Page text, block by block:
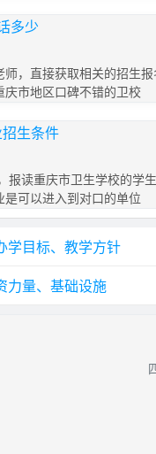
多少
，直接获取相关的招生
庆市地区口碑不错的卫校
生条件
报读重庆市卫生学校的学
可以进入到对口的单位
学目标、教学方针
力量、基础设施